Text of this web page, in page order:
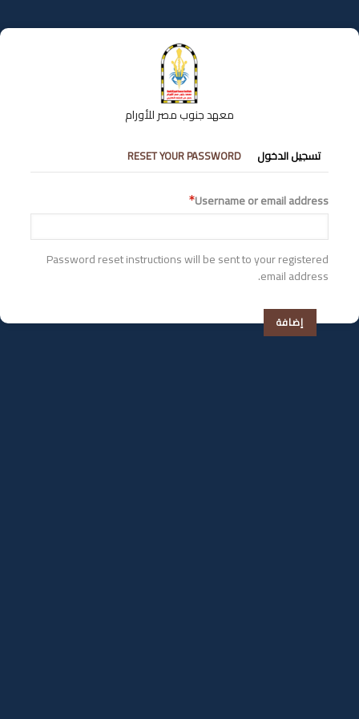
إلى
المحتوى
معهد جنوب مصر للأورام
التبويبات
الأساسية
تسجيل الدخول RESET YOUR PASSWORD
Username or email address
Password reset instructions will be sent to your registered
email address.